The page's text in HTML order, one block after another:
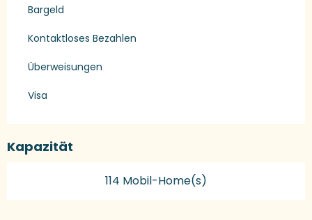
Bargeld
Kontaktloses Bezahlen
Überweisungen
Visa
Kapazität
114 Mobil-Home(s)